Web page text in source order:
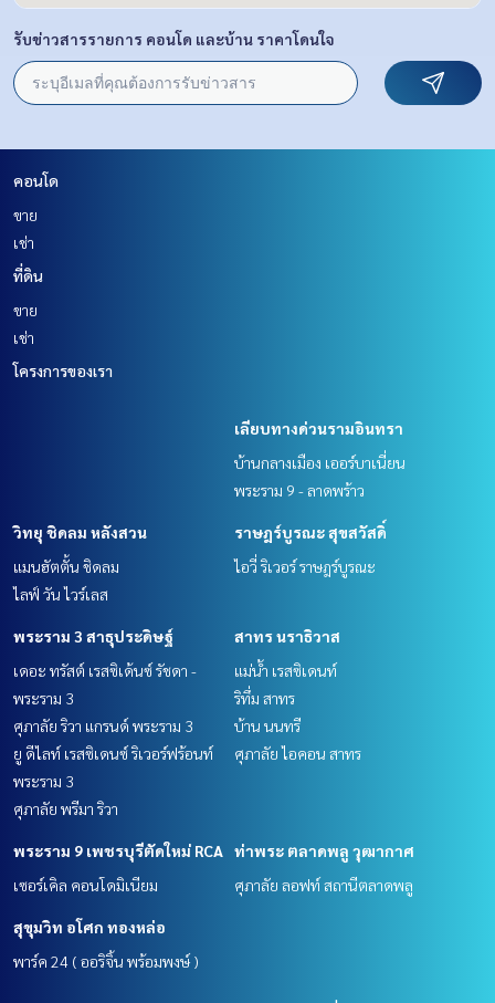
รับข่าวสารรายการ คอนโด และบ้าน ราคาโดนใจ
คอนโด
ขาย
เช่า
ที่ดิน
ขาย
เช่า
โครงการของเรา
เลียบทางด่วนรามอินทรา
บ้านกลางเมือง เออร์บาเนี่ยน
พระราม 9 - ลาดพร้าว
วิทยุ ชิดลม หลังสวน
แมนฮัตตั้น ชิดลม
ไลฟ์ วัน ไวร์เลส
ราษฎร์บูรณะ สุขสวัสดิ์
ไอวี่ ริเวอร์ ราษฎร์บูรณะ
พระราม 3 สาธุประดิษฐ์
เดอะ ทรัสต์ เรสซิเด้นซ์ รัชดา -
พระราม 3
ศุภาลัย ริวา แกรนด์ พระราม 3
ยู ดีไลท์ เรสซิเดนซ์ ริเวอร์ฟร้อนท์
พระราม 3
ศุภาลัย พรีมา ริวา
สาทร นราธิวาส
แม่น้ำ เรสซิเดนท์
ริทึ่ม สาทร
บ้าน นนทรี
ศุภาลัย ไอคอน สาทร
พระราม 9 เพชรบุรีตัดใหม่ RCA
เซอร์เคิล คอนโดมิเนียม
ท่าพระ ตลาดพลู วุฒากาศ
ศุภาลัย ลอฟท์ สถานีตลาดพลู
สุขุมวิท อโศก ทองหล่อ
พาร์ค 24 ( ออริจิ้น พร้อมพงษ์ )